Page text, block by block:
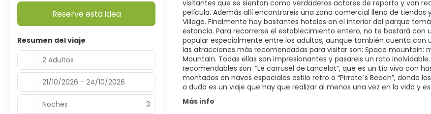
visitantes que se sientan como verdaderos actores de reparto y van
película. Además allí encontrareis una zona comercial llena de
Village. Finalmente hay bastantes hoteles en el interior del parque
estancia. Para recorrerse el establecimiento entero, no te bastará con
popular especialmente entre los adultos, aunque también cuenta con
las atracciones más recomendadas para visitar son: Space mountain:
Mountain. Todas ellas son impresionantes y pasareis un rato
recomendables son: “Le carrusel de Lancelot”, que es un tío vivo con
montados en naves espaciales estilo retro o “Pirrate´s Beach”, donde
a duda es un viaje que hay que realizar al menos una vez en la vida y
Más info
Reserve esta idea
Resumen del viaje
2 Adultos
21/10/2026 - 24/10/2026
Noches 3